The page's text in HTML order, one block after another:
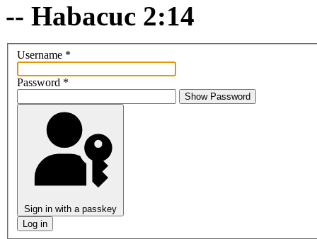
-- Habacuc 2:14
Username *
Password *
Show Password
Sign in with a passkey
Log in